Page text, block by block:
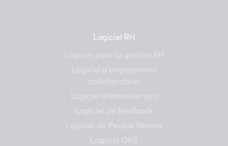
Logiciel RH
Logiciel pour la gestion RH
Logiciel d’engagement
collaborateur
Logiciel d’entretien pro
Logiciel de feedback
Logiciel de People Review
Logiciel OKR